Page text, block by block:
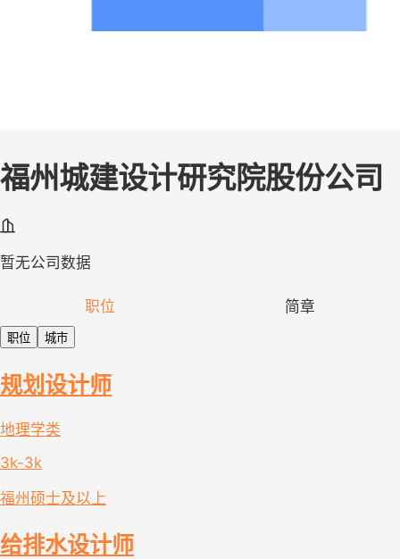
福州城建设计研究院股份公司
暂无公司数据
职位 简章
职位 城市
规划设计师
地理学类
3k-3k
福州 硕士及以上
给排水设计师